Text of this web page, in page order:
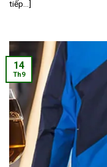
tiếp...]
14
Th9